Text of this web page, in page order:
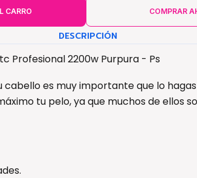
CARRO COMPRAR
DESCRIPCIÓN
Profesional 2200w Purpura - Ps
es muy importante que lo
tu pelo, ya que muchos de ellos